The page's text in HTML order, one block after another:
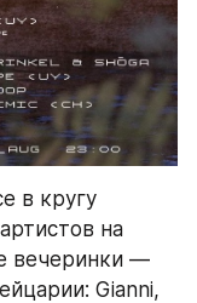
в кругу
на
вечеринки —
Gianni,